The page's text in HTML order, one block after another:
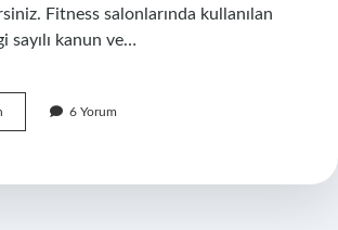
Fitness salonlarında kullanılan
sayılı kanun ve…
Salonları
Gerektiren
6 Yorum